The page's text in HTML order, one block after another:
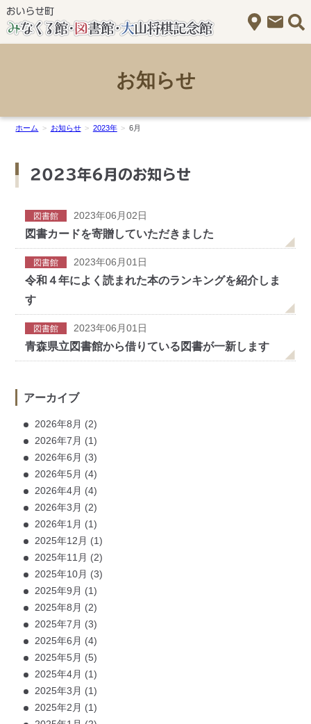
アクセス
お問
お知らせ
ホーム お知らせ 2023年 6月
2023年6月のお知らせ
図書館 2023年06月02日
図書カードを寄贈していただきました
図書館 2023年06月01日
令和４年によく読まれた本のランキングを紹介しま
す
図書館 2023年06月01日
青森県立図書館から借りている図書が一新します
アーカイブ
2026年8月 (2)
2026年7月 (1)
2026年6月 (3)
2026年5月 (4)
2026年4月 (4)
2026年3月 (2)
2026年1月 (1)
2025年12月 (1)
2025年11月 (2)
2025年10月 (3)
2025年9月 (1)
2025年8月 (2)
2025年7月 (3)
2025年6月 (4)
2025年5月 (5)
2025年4月 (1)
2025年3月 (1)
2025年2月 (1)